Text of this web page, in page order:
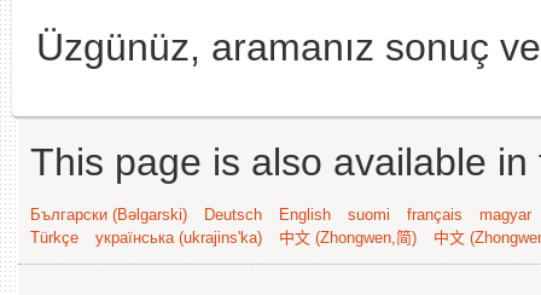
Üzgünüz, aramanız sonuç
This page is also available
Български (Bəlgarski) Deutsch English suomi français
magyar
Türkçe
українська (ukrajins'ka) 中文 (Zhongwen,简) 中文